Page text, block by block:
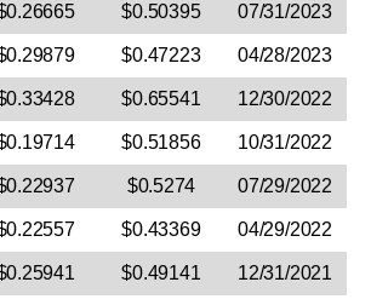
$0.50395 07/31/2023
$0.47223 04/28/2023
$0.65541 12/30/2022
$0.51856 10/31/2022
$0.5274 07/29/2022
$0.43369 04/29/2022
$0.49141 12/31/2021